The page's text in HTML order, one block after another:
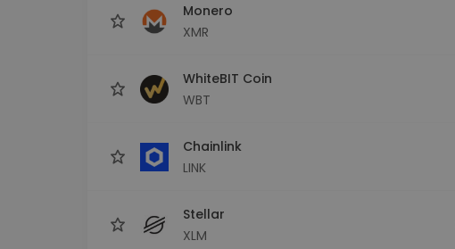
Monero
XMR
WhiteBIT Coin
WBT
Chainlink
LINK
Stellar
XLM